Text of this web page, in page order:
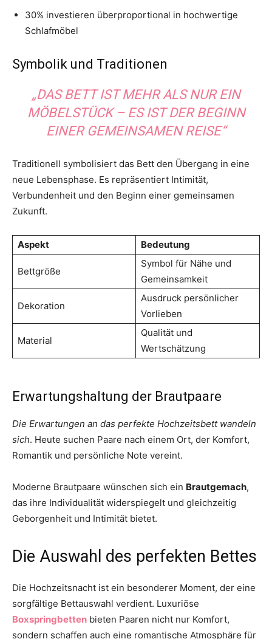
30% investieren überproportional in hochwertige
Schlafmöbel
Symbolik und Traditionen
„DAS BETT IST MEHR ALS NUR EIN
MÖBELSTÜCK – ES IST DER BEGINN
EINER GEMEINSAMEN REISE“
Traditionell symbolisiert das Bett den Übergang in eine
neue Lebensphase. Es repräsentiert Intimität,
Verbundenheit und den Beginn einer gemeinsamen
Zukunft.
Aspekt Bedeutung
Bettgröße
Symbol für Nähe und
Gemeinsamkeit
Dekoration
Ausdruck persönlicher
Vorlieben
Material
Qualität und
Wertschätzung
Erwartungshaltung der Brautpaare
Die Erwartungen an das perfekte Hochzeitsbett wandeln
sich. Heute suchen Paare nach einem Ort, der Komfort,
Romantik und persönliche Note vereint.
Moderne Brautpaare wünschen sich ein Brautgemach,
das ihre Individualität widerspiegelt und gleichzeitig
Geborgenheit und Intimität bietet.
Die Auswahl des perfekten Bettes
Die Hochzeitsnacht ist ein besonderer Moment, der eine
sorgfältige Bettauswahl verdient. Luxuriöse
Boxspringbetten bieten Paaren nicht nur Komfort,
sondern schaffen auch eine romantische Atmosphäre für